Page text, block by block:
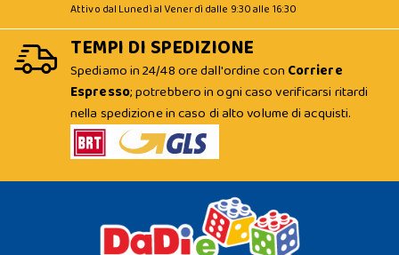
Attivo dal Lunedì al Venerdì dalle 9:30 alle 16:30
TEMPI DI SPEDIZIONE
Spediamo in 24/48 ore dall'ordine con Corriere
Espresso; potrebbero in ogni caso verificarsi ritardi
nella spedizione in caso di alto volume di acquisti.